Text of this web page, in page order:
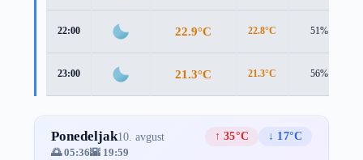
22:00 22.9°C 22.8°C 51%
23:00 21.3°C 21.3°C 56%
Ponedeljak10. avgust ↑ 35°C
↓ 17°C
🌅 05:36🌇 19:59